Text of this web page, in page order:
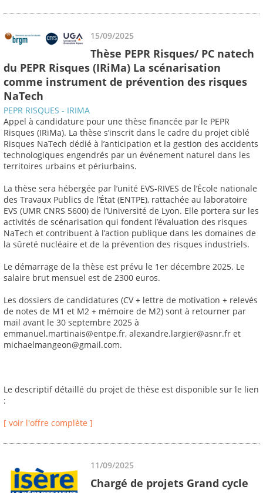
15/09/2025
Thèse PEPR Risques/ PC natech
du PEPR Risques (IRiMa) La scénarisation
comme instrument de prévention des risques
NaTech
PEPR RISQUES - IRIMA
Appel à candidature pour une thèse financée par le PEPR
Risques (IRiMa). La thèse s’inscrit dans le cadre du projet ciblé
Risques NaTech dédié à l’anticipation et la gestion des accidents
technologiques engendrés par un événement naturel dans les
territoires urbains et périurbains.
La thèse sera hébergée par l’unité EVS-RIVES de l’École nationale
des Travaux Publics de l’État (ENTPE), rattachée au laboratoire
EVS (UMR CNRS 5600) de l’Université de Lyon. Elle portera sur les
activités de scénarisation qui fondent l’évaluation des risques
NaTech et contribuent à l’action publique dans les domaines de
la sûreté nucléaire et de la prévention des risques industriels.
Le démarrage de la thèse est prévu le 1er décembre 2025. Le
salaire brut mensuel est de 2300 euros.
Les dossiers de candidatures (CV + lettre de motivation + relevés
de notes de M1 et M2 + mémoire de M2) sont à retourner par
mail avant le 30 septembre 2025 à
emmanuel.martinais@entpe.fr, alexandre.largier@asnr.fr et
michaelmangeon@gmail.com.
Le descriptif détaillé du projet de thèse est disponible sur le lien
:
[ voir l'offre complète ]
11/09/2025
Chargé de projets Grand cycle